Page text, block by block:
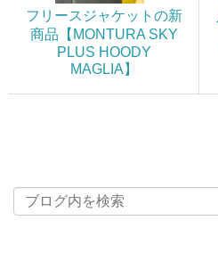
フリースジャケットの新
商品【MONTURA SKY
PLUS HOODY
MAGLIA】